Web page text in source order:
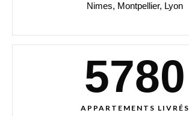
Nimes, Montpellier, Lyon
APPARTEMENTS LIVRÉS
5780